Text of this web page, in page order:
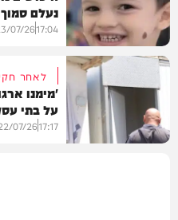
בארץ
בארץ
נעלם
17:04
07/26
לאחר
'מימנו
על בתי
17:17
07/26